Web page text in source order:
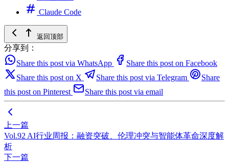
Claude Code
返回顶部
分享到：
Share this post via WhatsApp
Share this post on Facebook
Share this post on X
Share this post via Telegram
Share
this post on Pinterest
Share this post via email
上一篇
Vol.92 AI行业周报：融资突破、伦理冲突与智能体革命深度解
析
下一篇